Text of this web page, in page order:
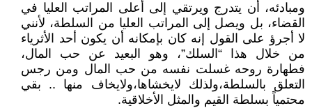
ومبادئه، أن يتدرج ويرتقي إلى أعلى المراتب العليا في
القضاء، بل ويصل إلى المراتب العليا من السلطة، لأنني
لا أجرؤ على القول إنه كان بإمكانه أن يكون أحد الأثرياء
من خلال هذا “السلك”، وهو البعيد عن حب المال،
فطهارة روحه غسلت نفسه من حب المال ومن رجس
التعلق بالسلطة،ولذلك لايخشاها،ولايخاف منها .. بقي
محتمياً بسلطة القيم والمثل الأخلاقية.